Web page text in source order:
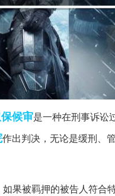
候审是一种在刑事诉讼
作出判决，无论是缓刑、
果被羁押的被告人符